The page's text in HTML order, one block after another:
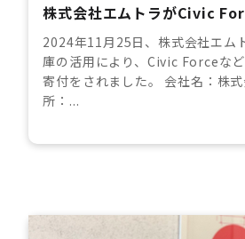
株式会社エムトラがCivic
2024年11月25日、株式会社エム
庫の活用により、Civic Forceな
寄付をされました。 会社名：株
所：...